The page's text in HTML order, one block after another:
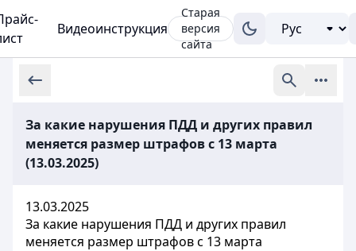
Видеоинструкция
Старая
версия
сайта
За какие нарушения ПДД и других правил
меняется размер штрафов с 13 марта
(13.03.2025)
13.03.2025
За какие нарушения ПДД и других правил
меняется размер штрафов с 13 марта